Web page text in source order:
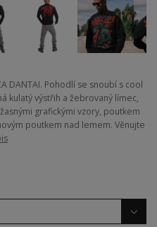
DANTAI. Pohodlí se snoubí s cool
kulatý výstřih a žebrovaný límec,
grafickými vzory, poutkem
poutkem nad lemem. Věnujte